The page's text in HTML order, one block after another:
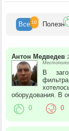
Все 10 Полезн
Антон Медведев
В
оборудования. В
0 0